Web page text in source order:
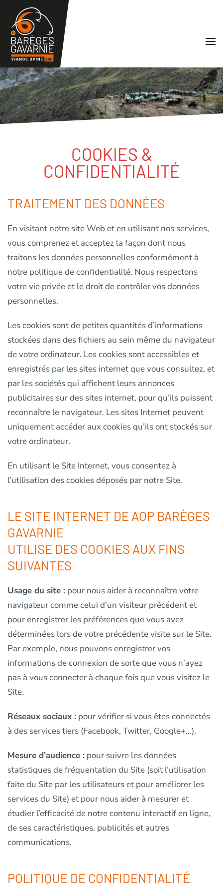
Skip to main content
COOKIES &
CONFIDENTIALITÉ
TRAITEMENT DES DONNÉES
En visitant notre site Web et en utilisant nos services,
vous comprenez et acceptez la façon dont nous
traitons les données personnelles conformément à
notre politique de confidentialité. Nous respectons
votre vie privée et le droit de contrôler vos données
personnelles.
Les cookies sont de petites quantités d’informations
stockées dans des fichiers au sein même du navigateur
de votre ordinateur. Les cookies sont accessibles et
enregistrés par les sites internet que vous consultez, et
par les sociétés qui affichent leurs annonces
publicitaires sur des sites internet, pour qu’ils puissent
reconnaître le navigateur. Les sites Internet peuvent
uniquement accéder aux cookies qu’ils ont stockés sur
votre ordinateur.
En utilisant le Site Internet, vous consentez à
l’utilisation des cookies déposés par notre Site.
LE SITE INTERNET DE AOP BARÈGES
GAVARNIE
UTILISE DES COOKIES AUX FINS
SUIVANTES
Usage du site : pour nous aider à reconnaître votre
navigateur comme celui d’un visiteur précédent et
pour enregistrer les préférences que vous avez
déterminées lors de votre précédente visite sur le Site.
Par exemple, nous pouvons enregistrer vos
informations de connexion de sorte que vous n’ayez
pas à vous connecter à chaque fois que vous visitez le
Site.
Réseaux sociaux : pour vérifier si vous êtes connectés
à des services tiers (Facebook, Twitter, Google+…).
Mesure d’audience : pour suivre les données
statistiques de fréquentation du Site (soit l’utilisation
faite du Site par les utilisateurs et pour améliorer les
services du Site) et pour nous aider à mesurer et
étudier l’efficacité de notre contenu interactif en ligne,
de ses caractéristiques, publicités et autres
communications.
POLITIQUE DE CONFIDENTIALITÉ